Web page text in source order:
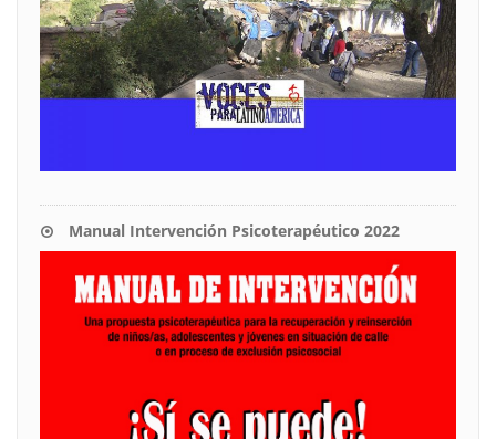
Manual Intervención Psicoterapéutico 2022